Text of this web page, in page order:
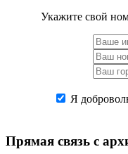
Укажите свой
Я
Прямая связь с